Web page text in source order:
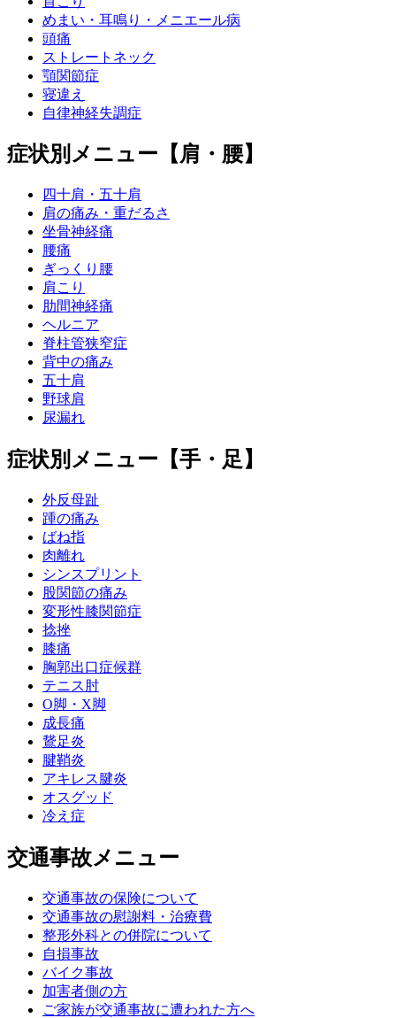
めまい・耳鳴り・メニエール病
頭痛
ストレートネック
顎関節症
寝違え
自律神経失調症
症状別メニュー【肩・腰】
四十肩・五十肩
肩の痛み・重だるさ
坐骨神経痛
腰痛
ぎっくり腰
肩こり
肋間神経痛
ヘルニア
脊柱管狭窄症
背中の痛み
五十肩
野球肩
尿漏れ
症状別メニュー【手・足】
外反母趾
踵の痛み
ばね指
肉離れ
シンスプリント
股関節の痛み
変形性膝関節症
捻挫
膝痛
胸郭出口症候群
テニス肘
О脚・X脚
成長痛
鵞足炎
腱鞘炎
アキレス腱炎
オスグッド
冷え症
交通事故メニュー
交通事故の保険について
交通事故の慰謝料・治療費
整形外科との併院について
自損事故
バイク事故
加害者側の方
ご家族が交通事故に遭われた方へ